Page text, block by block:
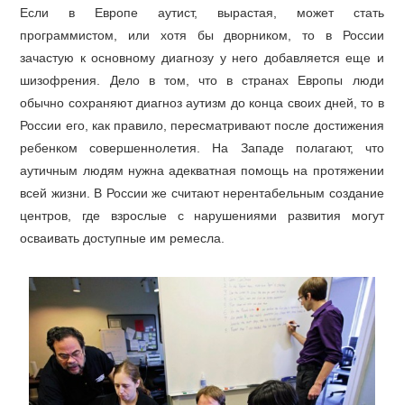
Если в Европе аутист, вырастая, может стать
программистом, или хотя бы дворником, то в России
зачастую к основному диагнозу у него добавляется еще и
шизофрения. Дело в том, что в странах Европы люди
обычно сохраняют диагноз аутизм до конца своих дней, то в
России его, как правило, пересматривают после достижения
ребенком совершеннолетия. На Западе полагают, что
аутичным людям нужна адекватная помощь на протяжении
всей жизни. В России же считают нерентабельным создание
центров, где взрослые с нарушениями развития могут
осваивать доступные им ремесла.